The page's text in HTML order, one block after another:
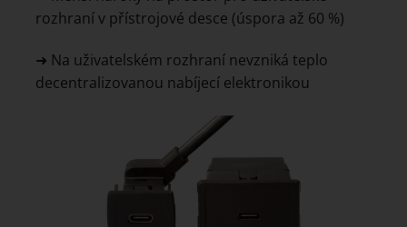
rozhraní v přístrojové desce (úspora až 60 %)
➜ Na uživatelském rozhraní nevzniká teplo
decentralizovanou nabíjecí elektronikou